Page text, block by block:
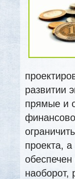
развитии
прямые и
проекта,
наоборот,